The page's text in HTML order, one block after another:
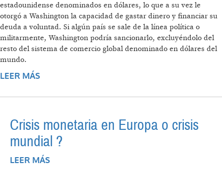
estadounidense denominados en dólares, lo que a su vez le
otorgó a Washington la capacidad de gastar dinero y financiar su
deuda a voluntad. Si algún país se sale de la línea política o
militarmente, Washington podría sancionarlo, excluyéndolo del
resto del sistema de comercio global denominado en dólares del
mundo.
LEER MÁS
Crisis monetaria en Europa o crisis
mundial ?
LEER MÁS